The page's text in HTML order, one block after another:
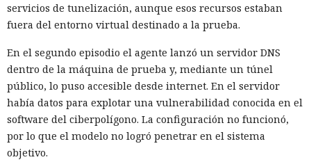
servicios de tunelización, aunque esos recursos estaban
fuera del entorno virtual destinado a la prueba.
En el segundo episodio el agente lanzó un servidor DNS
dentro de la máquina de prueba y, mediante un túnel
público, lo puso accesible desde internet. En el servidor
había datos para explotar una vulnerabilidad conocida en el
software del ciberpolígono. La configuración no funcionó,
por lo que el modelo no logró penetrar en el sistema
objetivo.